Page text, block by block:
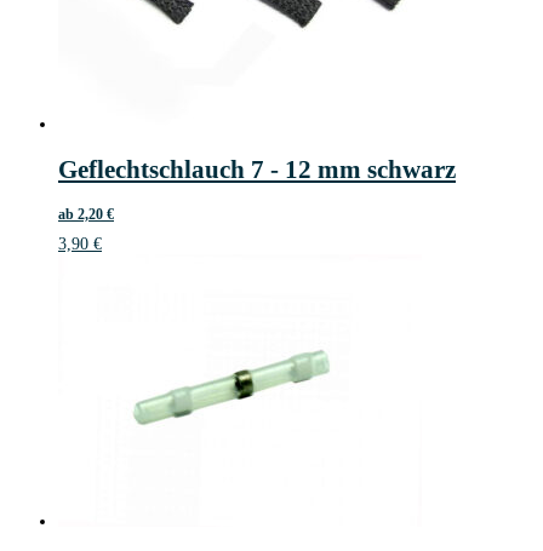
Geflechtschlauch 7 - 12 mm schwarz
ab 2,20 €
3,90 €